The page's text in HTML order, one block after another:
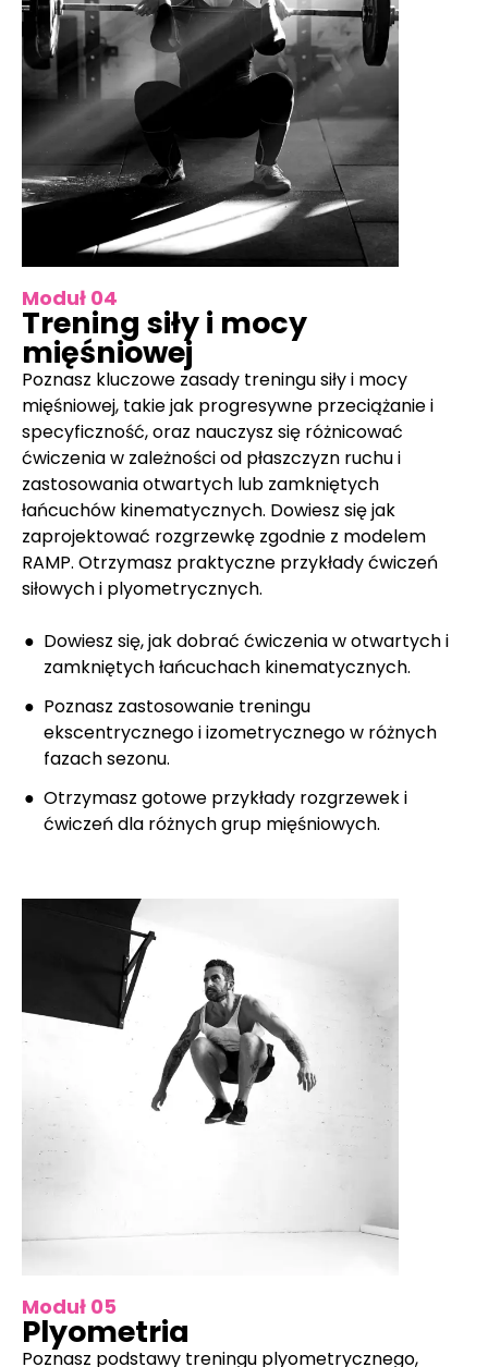
Moduł 04
Trening siły i mocy
mięśniowej
Poznasz kluczowe zasady treningu siły i mocy
mięśniowej, takie jak progresywne przeciążanie i
specyficzność, oraz nauczysz się różnicować
ćwiczenia w zależności od płaszczyzn ruchu i
zastosowania otwartych lub zamkniętych
łańcuchów kinematycznych. Dowiesz się jak
zaprojektować rozgrzewkę zgodnie z modelem
RAMP. Otrzymasz praktyczne przykłady ćwiczeń
siłowych i plyometrycznych.
Dowiesz się, jak dobrać ćwiczenia w otwartych i
zamkniętych łańcuchach kinematycznych.
Poznasz zastosowanie treningu
ekscentrycznego i izometrycznego w różnych
fazach sezonu.
Otrzymasz gotowe przykłady rozgrzewek i
ćwiczeń dla różnych grup mięśniowych.
Moduł 05
Plyometria
Poznasz podstawy treningu plyometrycznego,